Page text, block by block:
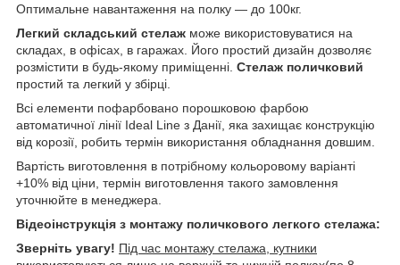
Оптимальне навантаження на полку — до 100кг.
Легкий складський стелаж може використовуватися на
складах, в офісах, в гаражах. Його простий дизайн дозволяє
розмістити в будь-якому приміщенні. Стелаж поличковий
простий та легкий у збірці.
Всі елементи пофарбовано порошковою фарбою
автоматичної лінії Ideal Line з Данії, яка захищає конструкцію
від корозії, робить термін використання обладнання довшим.
Вартість виготовлення в потрібному кольоровому варіанті
+10% від ціни, термін виготовлення такого замовлення
уточнюйте в менеджера.
Відеоінструкція з монтажу поличкового легкого стелажа:
Зверніть увагу! Під час монтажу стелажа, кутники